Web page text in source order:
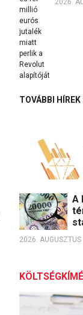
2026.
TOVÁBBI HÍREK
A
2026. AUGUSZTUS